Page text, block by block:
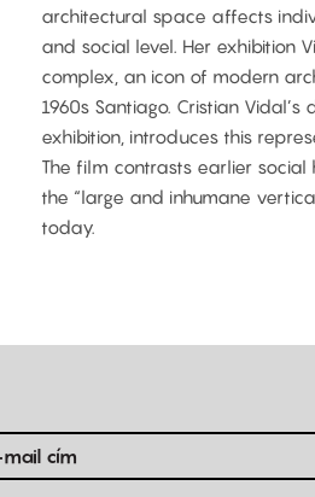
architectural space affects
and social level. Her exhibition
complex, an icon of modern
1960s Santiago. Cristian
exhibition, introduces this
The film contrasts earlier
the “large and inhumane
today.